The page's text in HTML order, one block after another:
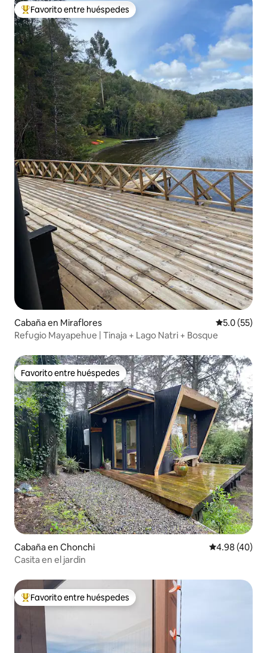
Favorito entre huéspedes preferido
Favorito entre huéspedes
Cabaña en Miraflores Calificación
5.0 (55)
Refugio Mayapehue | Tinaja + Lago Natri + Bosque
Favorito entre huéspedes
Favorito entre huéspedes
Cabaña en Chonchi Calificación
4.98 (40)
Casita en el jardin
Favorito entre huéspedes preferido
Favorito entre huéspedes